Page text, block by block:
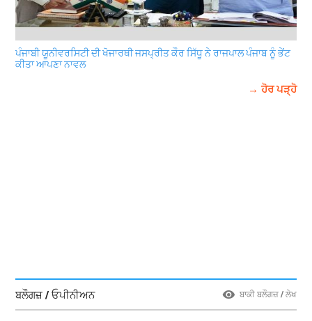
ਪੰਜਾਬੀ ਯੂਨੀਵਰਸਿਟੀ ਦੀ ਖੋਜਾਰਥੀ ਜਸਪ੍ਰੀਤ ਕੌਰ ਸਿੱਧੂ ਨੇ ਰਾਜਪਾਲ ਪੰਜਾਬ ਨੂੰ ਭੇਂਟ
ਕੀਤਾ ਆਪਣਾ ਨਾਵਲ
→ ਹੋਰ ਪੜ੍ਹੋ
ਬਲੌਗਜ਼ / ਓਪੀਨੀਅਨ ਬਾਕੀ ਬਲੌਗਜ਼ / ਲੇਖ